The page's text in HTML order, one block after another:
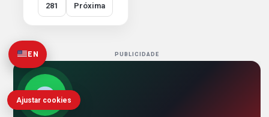
281 Próxima
PUBLICIDADE
Ajustar cookies
EN